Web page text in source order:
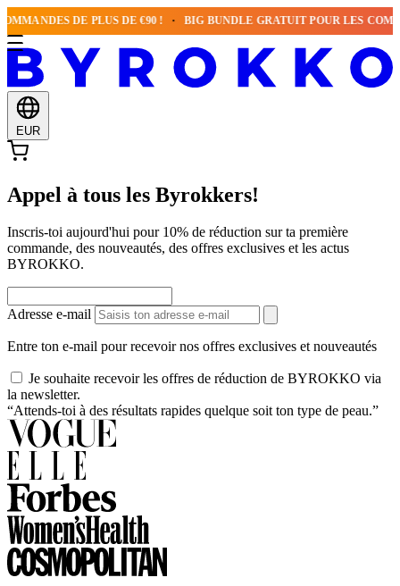
DE PLUS DE €90 ! BIG BUNDLE GRATUIT POUR LES
EUR
Appel à tous les Byrokkers!
Inscris-toi aujourd'hui pour 10% de réduction sur ta première
commande, des nouveautés, des offres exclusives et les actus
BYROKKO.
Adresse e-mail
Entre ton e-mail pour recevoir nos offres exclusives et nouveautés
Je souhaite recevoir les offres de réduction de BYROKKO via
la newsletter.
“Attends-toi à des résultats rapides quelque soit ton type de peau.”